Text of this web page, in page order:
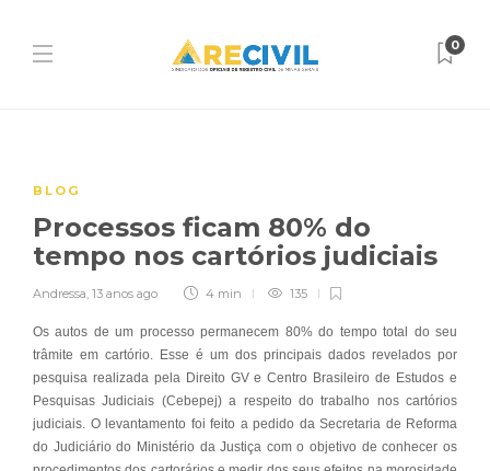
0
BLOG
Processos ficam 80% do
tempo nos cartórios judiciais
Andressa, 13 anos ago 4 min 135
Os autos de um processo permanecem 80% do tempo total do seu
trâmite em cartório. Esse é um dos principais dados revelados por
pesquisa realizada pela Direito GV e Centro Brasileiro de Estudos e
Pesquisas Judiciais (Cebepej) a respeito do trabalho nos cartórios
judiciais. O levantamento foi feito a pedido da Secretaria de Reforma
do Judiciário do Ministério da Justiça com o objetivo de conhecer os